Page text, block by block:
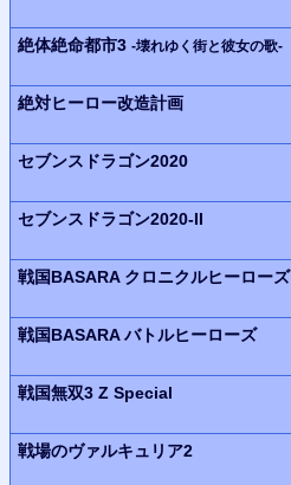
絶体絶命都市3 -壊れゆく街と彼女の歌-
絶対ヒーロー改造計画
セブンスドラゴン2020
セブンスドラゴン2020-II
戦国BASARA クロニクルヒーローズ
戦国BASARA バトルヒーローズ
戦国無双3 Z Special
戦場のヴァルキュリア2